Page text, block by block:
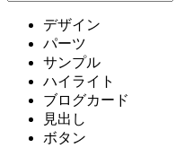
デザイン
パーツ
サンプル
ハイライト
ブログカード
見出し
ボタン